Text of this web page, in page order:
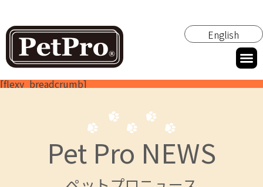
English
[flexy_breadcrumb]
Pet Pro NEWS